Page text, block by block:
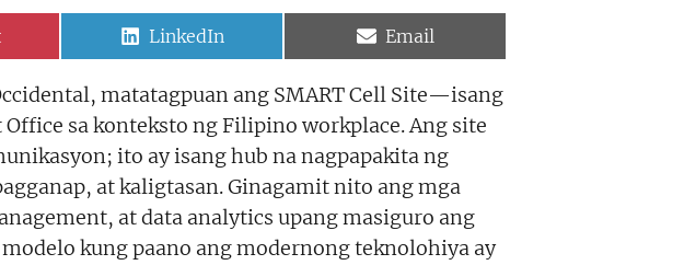
Share
LinkedIn
Share
Email
matatagpuan ang SMART Cell Site—isang
sa konteksto ng Filipino workplace. Ang site
ito ay isang hub na nagpapakita ng
at kaligtasan. Ginagamit nito ang mga
at data analytics upang masiguro ang
kung paano ang modernong teknolohiya ay